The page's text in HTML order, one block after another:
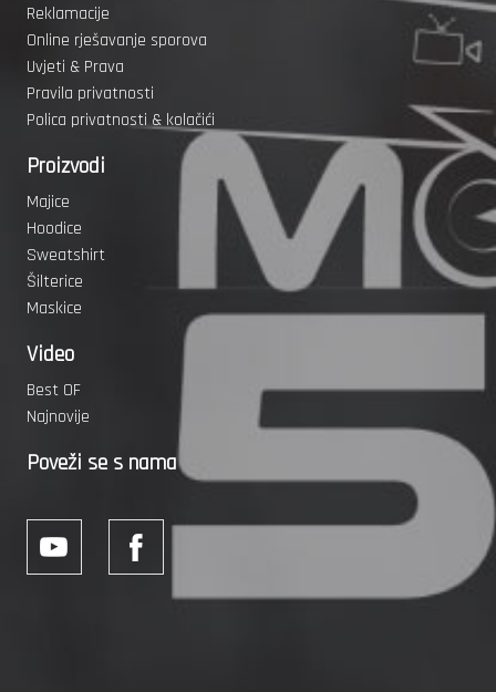
Reklamacije
Online rješavanje sporova
Uvjeti & Prava
Pravila privatnosti
Polica privatnosti & kolačići
Proizvodi
Majice
Hoodice
Sweatshirt
Šilterice
Maskice
Video
Best OF
Najnovije
Poveži se s nama